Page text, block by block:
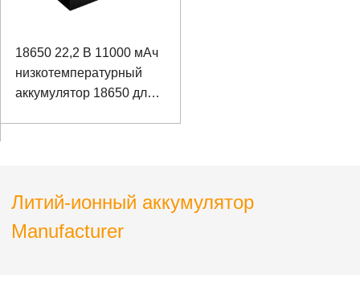
18650 22,2 В 11000 мАч
низкотемпературный
аккумулятор 18650 для
Литий-ионный аккумулятор
Manufacturer